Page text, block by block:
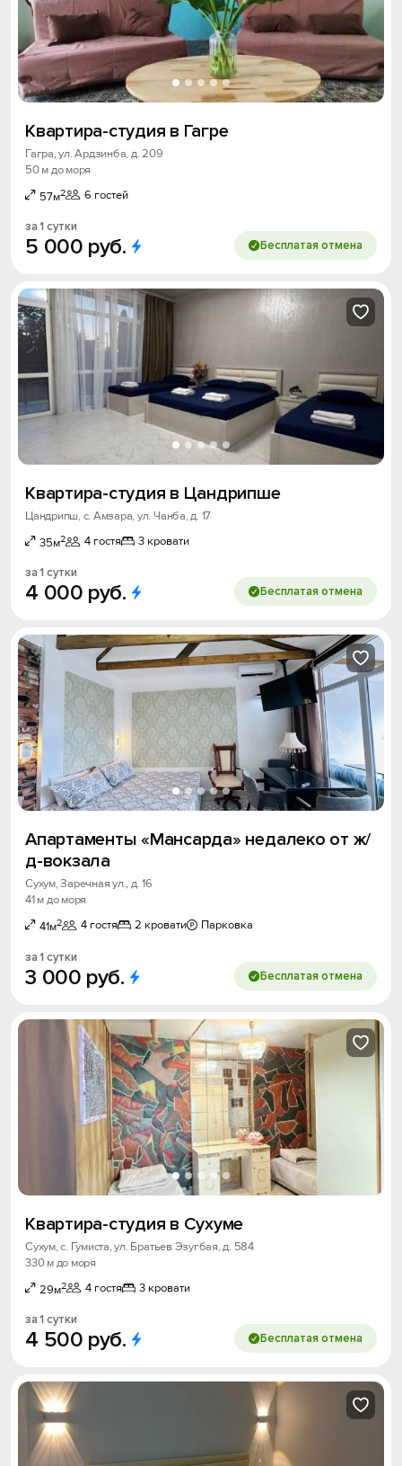
Квартира-студия в Гагре
Гагра, ул. Ардзинба, д. 209
50 м до моря
57м2 6 гостей
за 1 сутки
5 000 руб. Бесплатая отмена
Квартира-студия в Цандрипше
Цандрипш, с. Амзара, ул. Чанба, д. 17
35м2 4 гостя 3 кровати
за 1 сутки
4 000 руб. Бесплатая отмена
Апартаменты «Мансарда» недалеко от ж/
д-вокзала
Сухум, Заречная ул., д. 16
41 м до моря
41м2 4 гостя 2 кровати Парковка
за 1 сутки
3 000 руб. Бесплатая отмена
Квартира-студия в Сухуме
Сухум, с. Гумиста, ул. Братьев Эзугбая, д. 584
330 м до моря
29м2 4 гостя 3 кровати
за 1 сутки
4 500 руб. Бесплатая отмена